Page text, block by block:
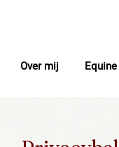
Over mij